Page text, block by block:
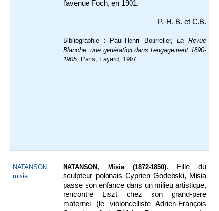
l’avenue Foch, en 1901.
P.-H. B. et C.B.
Bibliographie : Paul-Henri Bourrelier, La Revue
Blanche, une génération dans l’engagement 1890-
1905, Paris, Fayard, 1907
NATANSON,
misia
NATANSON, Misia (1872-1850).
Fille du
sculpteur polonais Cyprien Godebski, Misia
passe son enfance dans un milieu artistique,
rencontre Liszt chez son grand-père
maternel (le violoncelliste Adrien-François